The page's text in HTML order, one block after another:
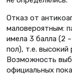
Отказ от
маловероятным:
имела 3 балла (2
пол), т.е.
Возможность
официальных